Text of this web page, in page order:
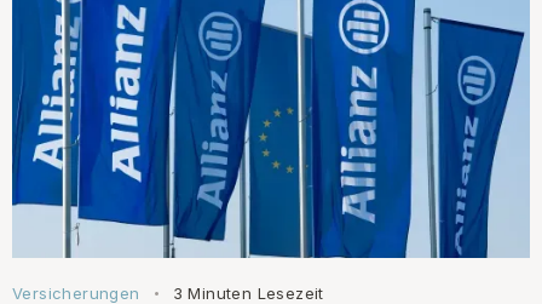
Versicherungen • 3 Minuten Lesezeit